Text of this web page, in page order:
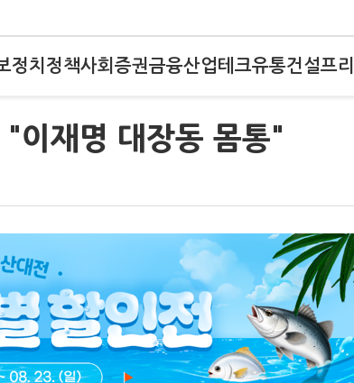
정치 정책사회 증권금융산업테크유통건설프
이재명 대장동 몸통"